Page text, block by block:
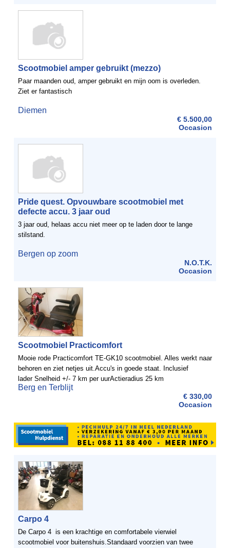
Scootmobiel amper gebruikt (mezzo)
Paar maanden oud, amper gebruikt en mijn oom is overleden.
Ziet er fantastisch
Diemen
€ 5.500,00
Occasion
Pride quest. Opvouwbare scootmobiel met
defecte accu. 3 jaar oud
3 jaar oud, helaas accu niet meer op te laden door te lange
stilstand.
Bergen op zoom
N.O.T.K.
Occasion
Scootmobiel Practicomfort
Mooie rode Practicomfort TE-GK10 scootmobiel. Alles werkt naar
behoren en ziet netjes uit.Accu's in goede staat. Inclusief
lader Snelheid +/- 7 km per uurActieradius 25 km
Berg en Terblijt
€ 330,00
Occasion
Carpo 4
De Carpo 4 is een krachtige en comfortabele vierwiel
scootmobiel voor buitenshuis.Standaard voorzien van twee